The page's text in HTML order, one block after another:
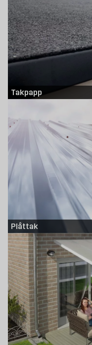
eller renovera ditt tak. Vi har
stora sortiment online.
Takpapp
Plåttak